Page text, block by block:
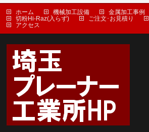
ホーム 機械加工設備 金属加工事例
切粉Hi-Raz(入らず)
ご注文･お見積り
アクセス